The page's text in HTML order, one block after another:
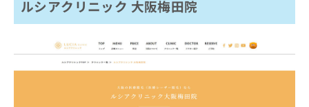
ルシアクリニック 大阪梅田院